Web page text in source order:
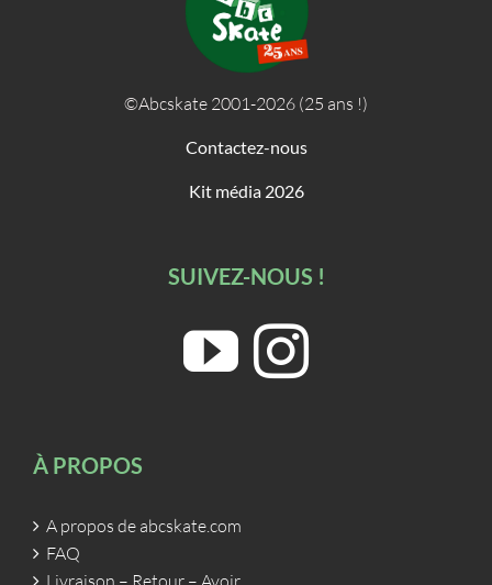
©Abcskate 2001-2026 (25 ans !)
Contactez-nous
Kit média 2026
SUIVEZ-NOUS !
À PROPOS
A propos de abcskate.com
FAQ